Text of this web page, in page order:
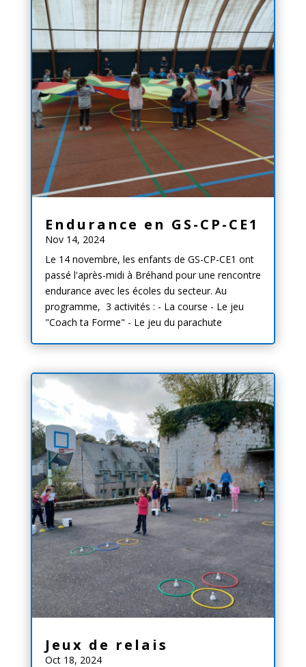
Endurance en GS-CP-CE1
Nov 14, 2024
Le 14 novembre, les enfants de GS-CP-CE1 ont
passé l'après-midi à Bréhand pour une rencontre
endurance avec les écoles du secteur. Au
programme, 3 activités : - La course - Le jeu
"Coach ta Forme" - Le jeu du parachute
Jeux de relais
Oct 18, 2024